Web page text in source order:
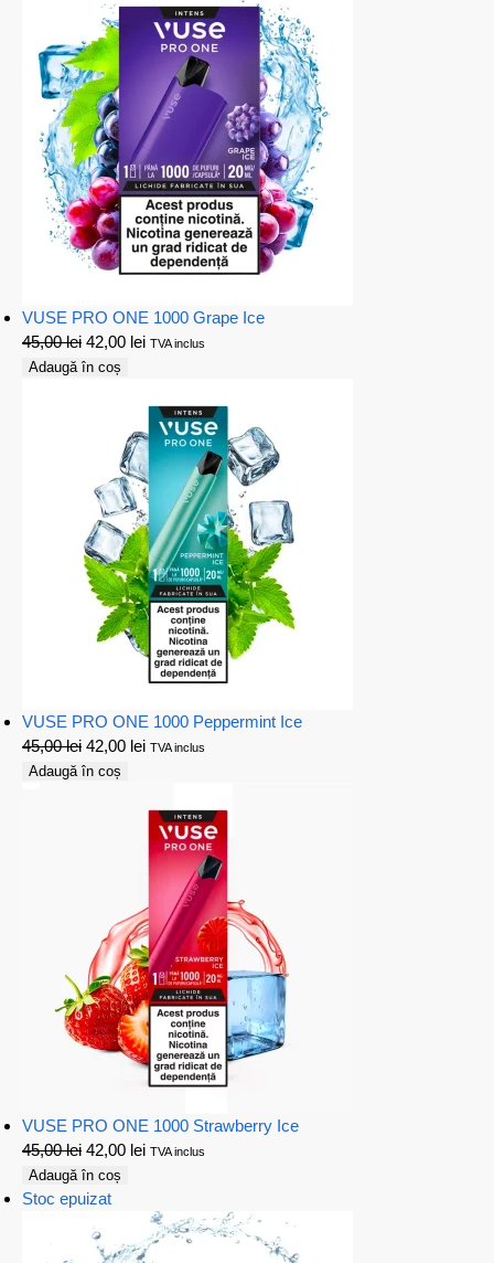
VUSE PRO ONE 1000 Grape Ice
45,00lei 42,00 lei TVA inclus
Adaugă în coș
VUSE PRO ONE 1000 Peppermint Ice
45,00lei 42,00 lei TVA inclus
Adaugă în coș
VUSE PRO ONE 1000 Strawberry Ice
45,00lei 42,00 lei TVA inclus
Adaugă în coș
Stoc epuizat